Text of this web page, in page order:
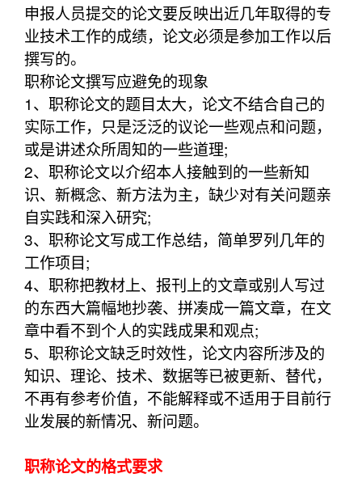
申报人员提交的论文要反映出近几年取得的专
业技术工作的成绩，论文必须是参加工作以后
撰写的。
职称论文撰写应避免的现象
1、职称论文的题目太大，论文不结合自己的
实际工作，只是泛泛的议论一些观点和问题，
或是讲述众所周知的一些道理;
2、职称论文以介绍本人接触到的一些新知
识、新概念、新方法为主，缺少对有关问题亲
自实践和深入研究;
3、职称论文写成工作总结，简单罗列几年的
工作项目;
4、职称把教材上、报刊上的文章或别人写过
的东西大篇幅地抄袭、拼凑成一篇文章，在文
章中看不到个人的实践成果和观点;
5、职称论文缺乏时效性，论文内容所涉及的
知识、理论、技术、数据等已被更新、替代，
不再有参考价值，不能解释或不适用于目前行
业发展的新情况、新问题。
职称论文的格式要求